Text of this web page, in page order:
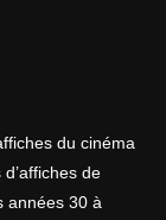
du cinéma
de
années 30 à